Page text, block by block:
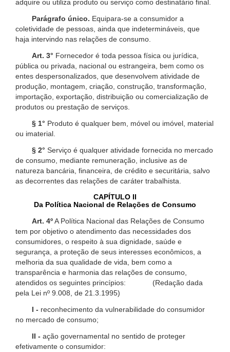
adquire ou utiliza produto ou serviço como destinatário final.
Parágrafo único. Equipara-se a consumidor a
coletividade de pessoas, ainda que indetermináveis, que
haja intervindo nas relações de consumo.
Art. 3° Fornecedor é toda pessoa física ou jurídica,
pública ou privada, nacional ou estrangeira, bem como os
entes despersonalizados, que desenvolvem atividade de
produção, montagem, criação, construção, transformação,
importação, exportação, distribuição ou comercialização de
produtos ou prestação de serviços.
§ 1° Produto é qualquer bem, móvel ou imóvel, material
ou imaterial.
§ 2° Serviço é qualquer atividade fornecida no mercado
de consumo, mediante remuneração, inclusive as de
natureza bancária, financeira, de crédito e securitária, salvo
as decorrentes das relações de caráter trabalhista.
CAPÍTULO II
Da Política Nacional de Relações de Consumo
Art. 4ºA Política Nacional das Relações de Consumo
tem por objetivo o atendimento das necessidades dos
consumidores, o respeito à sua dignidade, saúde e
segurança, a proteção de seus interesses econômicos, a
melhoria da sua qualidade de vida, bem como a
transparência e harmonia das relações de consumo,
atendidos os seguintes princípios: (Redação dada
pela Lei nº 9.008, de 21.3.1995)
I - reconhecimento da vulnerabilidade do consumidor
no mercado de consumo;
II - ação governamental no sentido de proteger
efetivamente o consumidor: